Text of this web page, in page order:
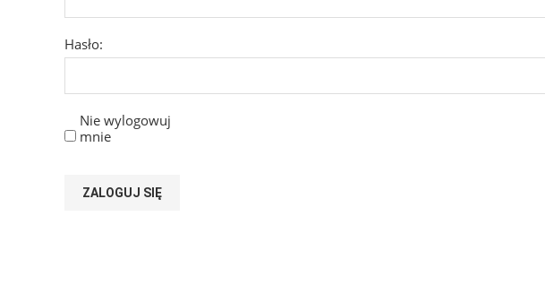
Hasło:
Nie wylogowuj
mnie
ZALOGUJ SIĘ